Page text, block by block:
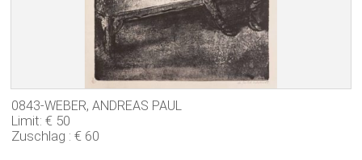
0843-WEBER, ANDREAS PAUL
Limit: € 50
Zuschlag : € 60